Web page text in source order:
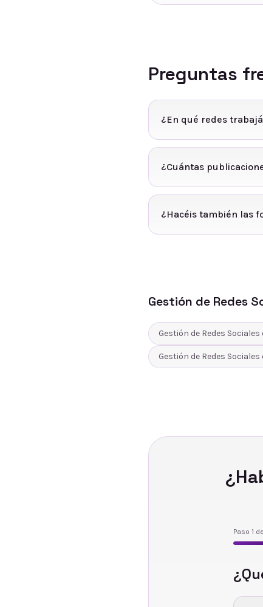
Preguntas
¿En qué redes
¿Cuántas
¿Hacéis también las
Gestión de Redes
Gestión de Redes Sociales
Gestión de Redes Sociales
Paso 1 de